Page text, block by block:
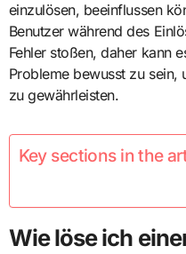
einzulösen, beeinflussen
Benutzer während des
Fehler stoßen, daher kann
Probleme bewusst zu sein,
zu gewährleisten.
Key sections in the
Wie löse ich